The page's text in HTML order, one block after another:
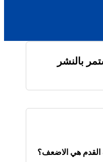
القدم هي الاضعف؟